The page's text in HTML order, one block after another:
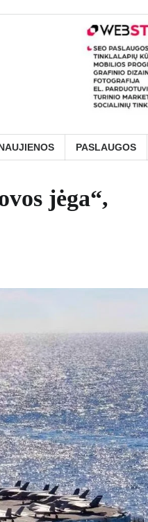
PASLAUGOS
jėga“,